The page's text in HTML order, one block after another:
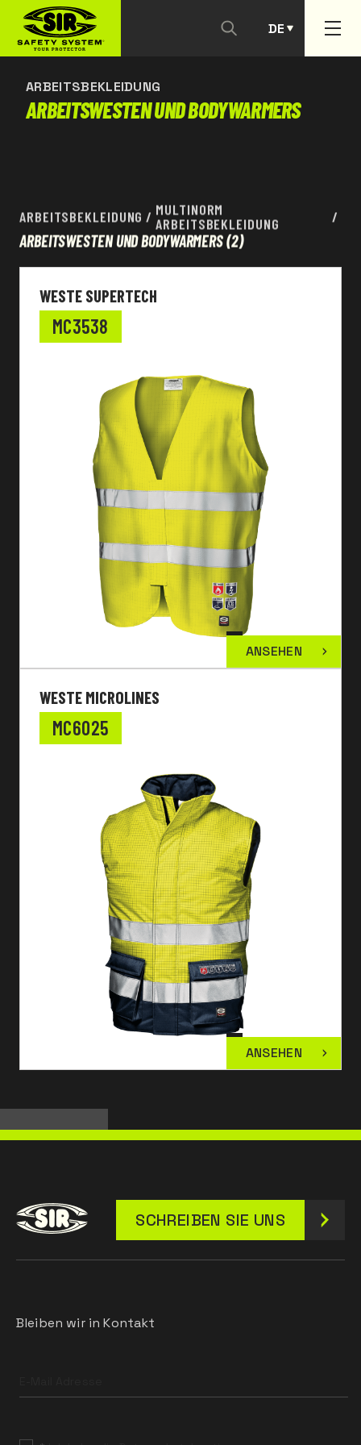
DE
PT
ARBEITSBEKLEIDUNG
ARBEITSWESTEN UND BODYWARMERS
ARBEITSBEKLEIDUNG / MULTINORM
ARBEITSBEKLEIDUNG
/
ARBEITSWESTEN UND BODYWARMERS(2)
WESTE SUPERTECH
MC3538
ANSEHEN
WESTE MICROLINES
MC6025
ANSEHEN
SCHREIBEN SIE UNS
Bleiben wir in Kontakt
field
KONTAKTIEREN SIE UNS